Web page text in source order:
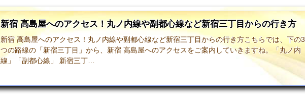
新宿 高島屋へのアクセス！丸ノ内線や副都心線など新宿三丁目からの行き方
新宿 高島屋へのアクセス！丸ノ内線や副都心線など新宿三丁目からの行き方こちらでは、下の3
つの路線の「新宿三丁目」から、新宿 高島屋へのアクセスをご案内していきますね。「丸ノ内
線」「副都心線」 新宿三丁…